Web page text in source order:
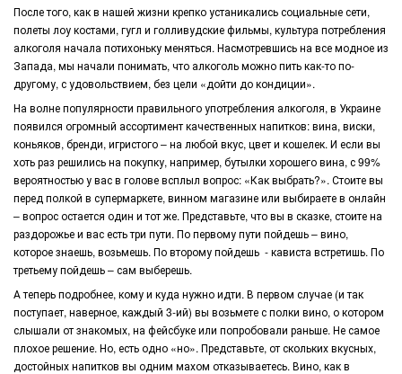
После того, как в нашей жизни крепко устаникались социальные сети,
полеты лоу костами, гугл и голливудские фильмы, культура потребления
алкоголя начала потихоньку меняться. Насмотревшись на все модное из
Запада, мы начали понимать, что алкоголь можно пить как-то по-
другому, с удовольствием, без цели «дойти до кондиции».
На волне популярности правильного употребления алкоголя, в Украине
появился огромный ассортимент качественных напитков: вина, виски,
коньяков, бренди, игристого – на любой вкус, цвет и кошелек. И если вы
хоть раз решились на покупку, например, бутылки хорошего вина, с 99%
вероятностью у вас в голове всплыл вопрос: «Как выбрать?». Стоите вы
перед полкой в супермаркете, винном магазине или выбираете в онлайн
– вопрос остается один и тот же. Представьте, что вы в сказке, стоите на
раздорожье и вас есть три пути. По первому пути пойдешь – вино,
которое знаешь, возьмешь. По второму пойдешь - кависта встретишь. По
третьему пойдешь – сам выберешь.
А теперь подробнее, кому и куда нужно идти. В первом случае (и так
поступает, наверное, каждый 3-ий) вы возьмете с полки вино, о котором
слышали от знакомых, на фейсбуке или попробовали раньше. Не самое
плохое решение. Но, есть одно «но». Представьте, от скольких вкусных,
достойных напитков вы одним махом отказываетесь. Вино, как в